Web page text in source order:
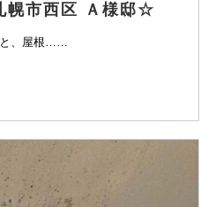
市西区 Ａ様邸☆
、屋根……